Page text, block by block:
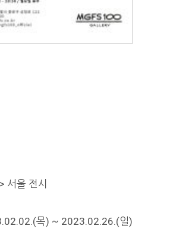
서울 전시
목) ~ 2023.02.26.(일)